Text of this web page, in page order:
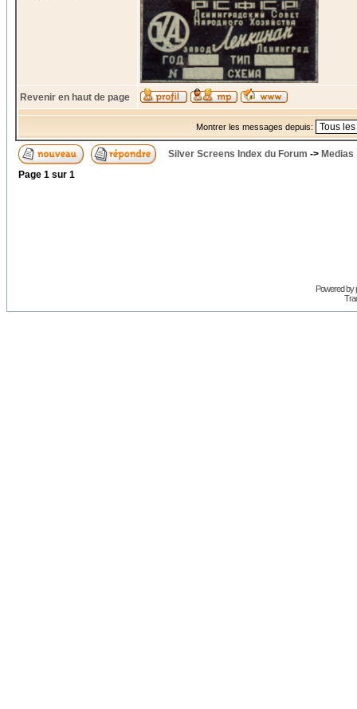
Revenir en haut de page
Montrer les messages depuis:
Silver Screens Index du Forum -> Medias
Page 1 sur 1
Powered by